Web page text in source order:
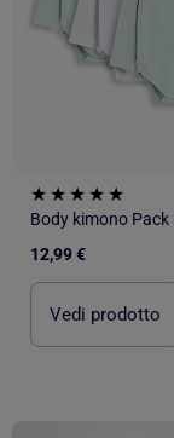
12,99 €
Vedi prodotto